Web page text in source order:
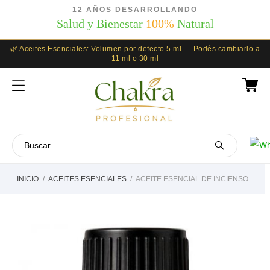
12 AÑOS DESARROLLANDO
Salud y Bienestar 100% Natural
🌿 Aceites Esenciales: Volumen por defecto 5 ml — Podés cambiarlo a
11 ml o 30 ml
INICIO ACEITES ESENCIALES ACEITE ESENCIAL DE INCIENSO